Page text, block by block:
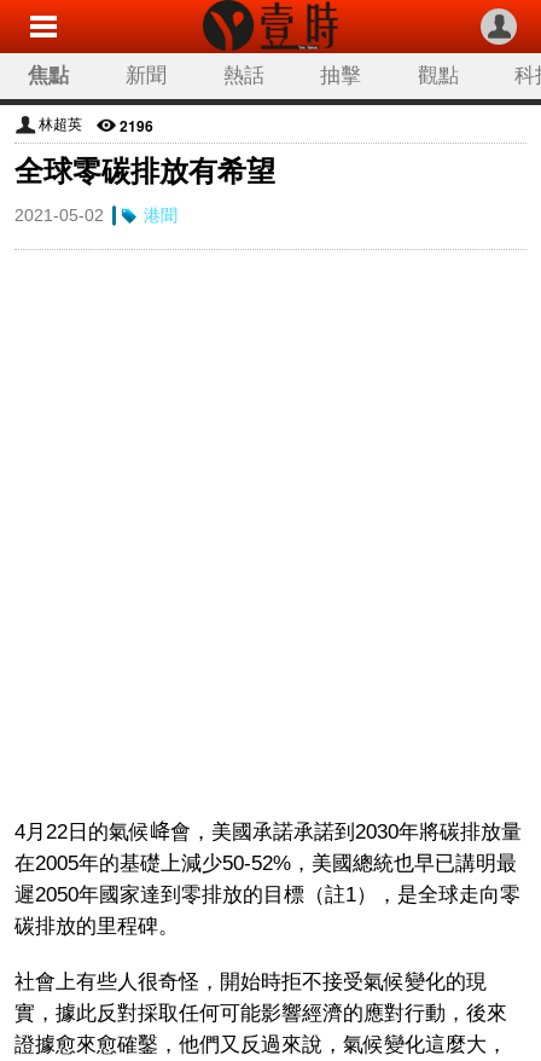
焦點 新聞 熱話 抽擊 觀點 科
林超英 2196
全球零碳排放有希望
2021-05-02 港聞
4月22日的氣候𡶶會，美國承諾承諾到2030年將碳排放量
在2005年的基礎上減少50-52%，美國總統也早已講明最
遲2050年國家達到零排放的目標（註1），是全球走向零
碳排放的里程碑。
社會上有些人很奇怪，開始時拒不接受氣候變化的現
實，據此反對採取任何可能影響經濟的應對行動，後來
證據愈來愈確鑿，他們又反過來說，氣候變化這麼大，